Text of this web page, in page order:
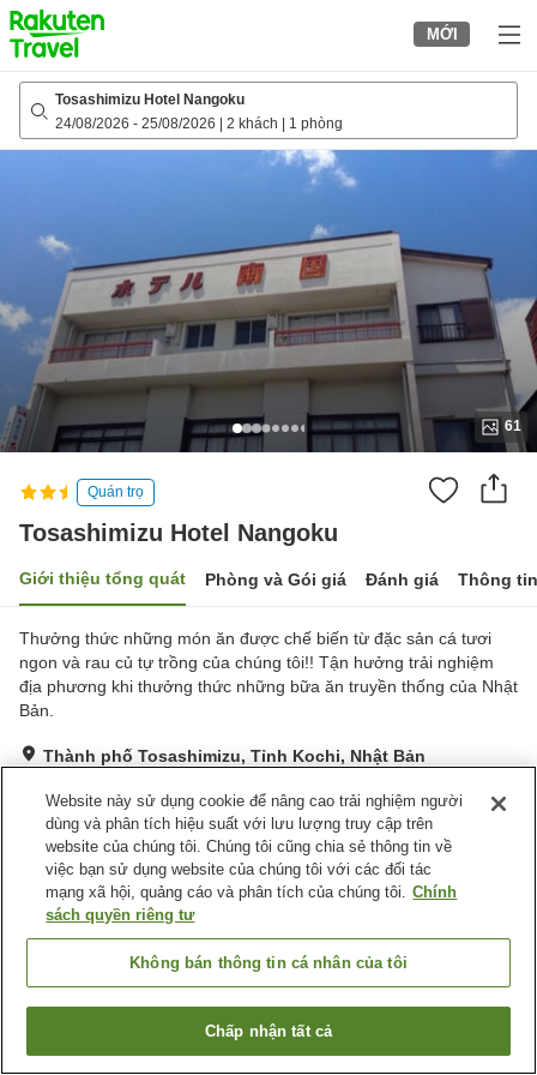
to
top
page
MỚI
Tosashimizu Hotel Nangoku
24/08/2026 - 25/08/2026 2 khách 1 phòng
61
Quán trọ
Tosashimizu Hotel Nangoku
Giới thiệu tổng quát Phòng và Gói giá Đánh giá Thông
Thưởng thức những món ăn được chế biến từ đặc sản cá tươi
ngon và rau củ tự trồng của chúng tôi!! Tận hưởng trải nghiệm
địa phương khi thưởng thức những bữa ăn truyền thống của Nhật
Bản.
Thành phố Tosashimizu, Tỉnh Kochi, Nhật Bản
Tuyệt vời Đánh giá:63lượt
Tiện nghi chỗ nghỉ
Giao Hàng Tận Nhà
Trang chủ Nhật Bản Tỉnh Kochi
Thành phố Tosashimizu
Tìm phòng trống
Website này sử dụng cookie để nâng cao trải nghiệm người
dùng và phân tích hiệu suất với lưu lượng truy cập trên
website của chúng tôi. Chúng tôi cũng chia sẻ thông tin về
việc bạn sử dụng website của chúng tôi với các đối tác
mạng xã hội, quảng cáo và phân tích của chúng tôi. Chính
sách quyền riêng tư
Không bán thông tin cá nhân của tôi
Chấp nhận tất cả